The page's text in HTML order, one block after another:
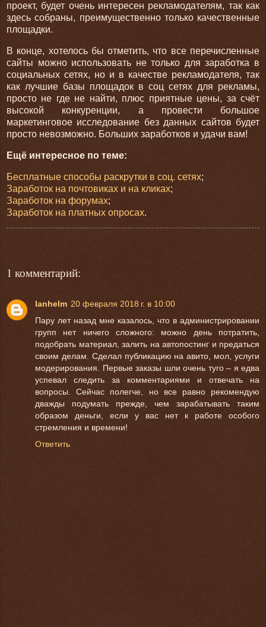
проект, будет очень интересен рекламодателям, так как
здесь собраны, преимущественно только качественные
площадки.
В конце, хотелось бы отметить, что все перечисленные
сайты можно использовать не только для заработка в
социальных сетях, но и в качестве рекламодателя, так
как лучшие базы площадок в соц сетях для рекламы,
просто не где не найти, плюс приятные цены, за счёт
высокой конкуренции, а провести большое
маркетинговое исследование без данных сайтов будет
просто невозможно. Больших заработков и удачи вам!
Ещё интересное по теме:
Бесплатные способы раскрутки в соц. сетях;
Заработок на почтовиках и на кликах;
Заработок на форумах;
Заработок на платных опросах.
1 комментарий:
Ianhelm 20 февраля 2018 г. в 10:00
Пару лет назад мне казалось, что в администрировании
групп нет ничего сложного: можно день потратить,
подобрать материал, залить на автопостинг и предаться
своим делам. Сделал публикацию на авито, мол, услуги
модерирования. Первые заказы шли очень туго – я едва
успевал следить за комментариями и отвечать на
вопросы. Сейчас полегче, но все равно рекомендую
дважды подумать прежде, чем зарабатывать таким
образом деньги, если у вас нет к работе особого
стремления и времени!
Ответить